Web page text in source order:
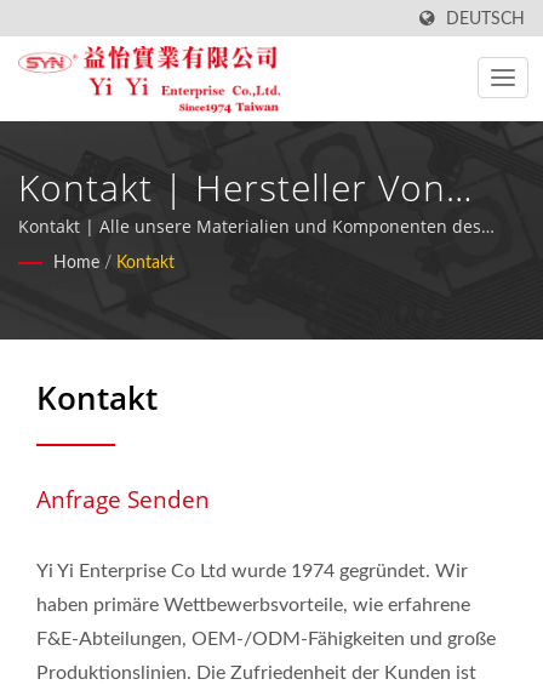
DEUTSCH
Kontakt | Hersteller Von
Hochwertigen
Wasserdichten Tastaturen -
YiYi Enterprise Co., Ltd.
Kontakt | Alle unsere Materialien und Komponenten des
Membran-Schalters sind RoHS-konform.
Home / Kontakt
Kontakt
Anfrage Senden
Yi Yi Enterprise Co Ltd wurde 1974 gegründet. Wir
haben primäre Wettbewerbsvorteile, wie erfahrene
F&E-Abteilungen, OEM-/ODM-Fähigkeiten und große
Produktionslinien. Die Zufriedenheit der Kunden ist